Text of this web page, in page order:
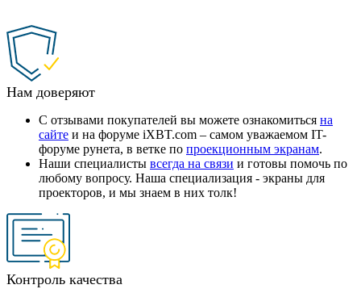
Нам доверяют
С отзывами покупателей вы можете ознакомиться на
сайте и на форуме iXBT.com – самом уважаемом IT-
форуме рунета, в ветке по проекционным экранам.
Наши специалисты всегда на связи и готовы помочь по
любому вопросу. Наша специализация - экраны для
проекторов, и мы знаем в них толк!
Контроль качества